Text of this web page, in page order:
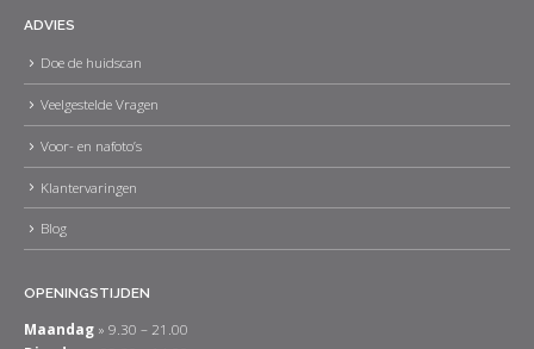
ADVIES
Doe de huidscan
Veelgestelde Vragen
Voor- en nafoto’s
Klantervaringen
Blog
OPENINGSTIJDEN
Maandag » 9.30 – 21.00